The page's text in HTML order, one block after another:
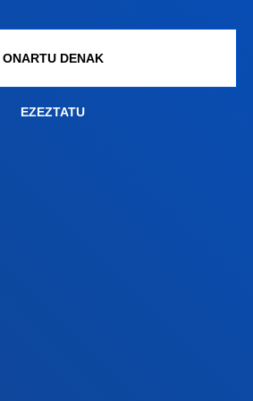
ONARTU DENAK
EZEZTATU